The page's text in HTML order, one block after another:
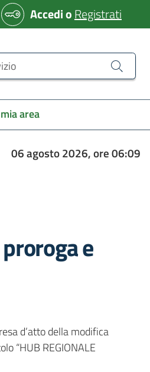
AccedioRegistrati
area
06 agosto 2026, ore 06:09
e
d’atto della modifica
“HUB REGIONALE